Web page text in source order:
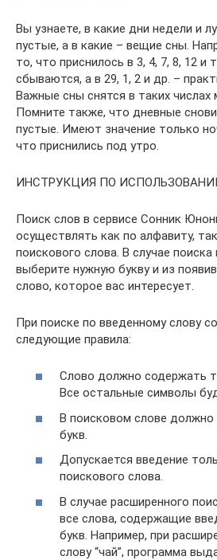
Вы узнаете, в какие дни недели и
пустые, а в какие – вещие сны.
то, что приснилось в 3, 4, 7, 8, 12 и
сбываются, а в 29, 1, 2 и др. –
Важные сны снятся в таких числах
Помните также, что дневные
пустые. Имеют значение только
что приснились под утро.
ИНСТРУКЦИЯ ПО
Поиск слов в сервисе Сонник
осуществлять как по алфавиту,
поискового слова. В случае поиска
выберите нужную букву и из
слово, которое вас интересует.
При поиске по введенному слову
следующие правила:
Слово должно содержать
Все остальные символы
В поисковом слове
букв.
Допускается введение
поискового слова.
В случае расширенного
все слова, содержащие
букв. Например, при
слову “чай”, программа